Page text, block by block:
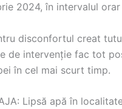
2024, în intervalul
disconfortul creat
de intervenție fac tot
în cel mai scurt timp.
Lipsă apă în